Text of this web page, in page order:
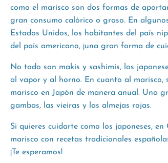
como el marisco son dos formas de
gran consumo calórico o graso. En
Estados Unidos, los habitantes del país
del país americano, ¡una gran forma de
No todo son makis y sashimis, los
al vapor y al horno. En cuanto al marisco,
marisco en Japón de manera anual. Una
gambas, las vieiras y las almejas rojas.
Si quieres cuidarte como los japoneses,
marisco con recetas tradicionales
¡Te esperamos!